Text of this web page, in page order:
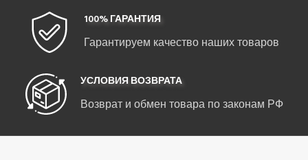
100% ГАРАНТИЯ
Гарантируем качество наших товаров
УСЛОВИЯ ВОЗВРАТА
Возврат и обмен товара по законам РФ